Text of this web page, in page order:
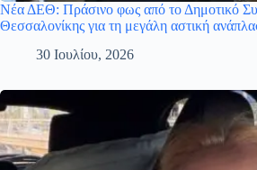
Νέα ΔΕΘ: Πράσινο φως από το Δημοτικό
Θεσσαλονίκης για τη μεγάλη αστική
30 Ιουλίου, 2026